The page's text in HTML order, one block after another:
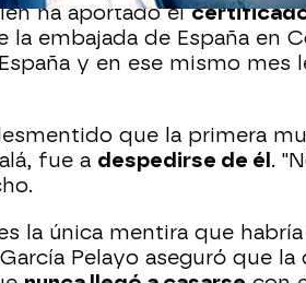
ha aportado el
la embajada de España en
y en ese mismo mes
que la primera
fue a despedirse de él .
la única mentira que
Pelayo aseguró que